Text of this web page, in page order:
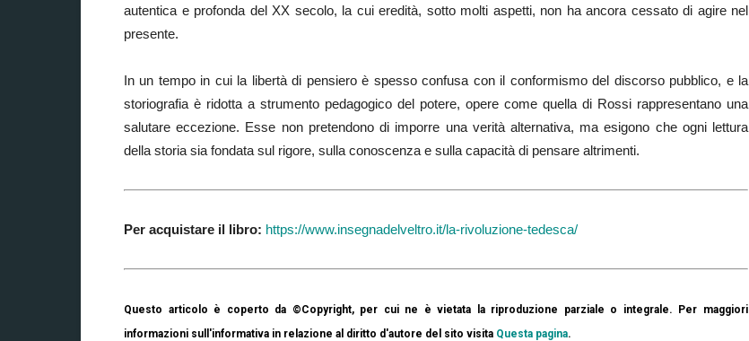
autentica e profonda del XX secolo, la cui eredità, sotto molti aspetti, non ha ancora cessato di agire nel
presente.
In un tempo in cui la libertà di pensiero è spesso confusa con il conformismo del discorso pubblico, e la
storiografia è ridotta a strumento pedagogico del potere, opere come quella di Rossi rappresentano una
salutare eccezione. Esse non pretendono di imporre una verità alternativa, ma esigono che ogni lettura
della storia sia fondata sul rigore, sulla conoscenza e sulla capacità di pensare altrimenti.
Per acquistare il libro: https://www.insegnadelveltro.it/la-rivoluzione-tedesca/
Questo articolo è coperto da ©Copyright, per cui ne è vietata la riproduzione parziale o integrale. Per maggiori
informazioni sull'informativa in relazione al diritto d'autore del sito visita Questa pagina.